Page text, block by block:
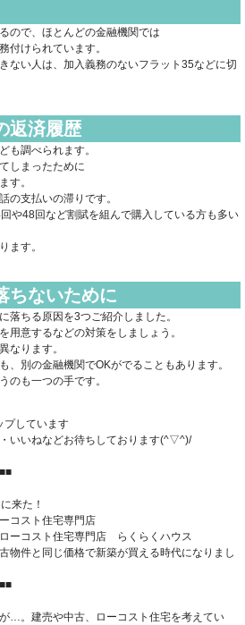
ので、ほとんどの金融機関では
付けられています。
ない人は、加入義務のないフラット35などに切
返済履歴
も調べられます。
しまったために
す。
の支払いの滞りです。
や48回など割賦を組んで購入している方も多い
ます。
ちないために
落ちる原因を3つご紹介しました。
用意するなどの対策をしましょう。
なります。
、別の金融機関でOKがでることもあります。
のも一つの手です。
しています
いいねなどお待ちしております(^▽^)/
来た！
コスト住宅専門店
ーコスト住宅専門店 らくらくハウス
物件と同じ価格で新築が買える時代になりまし
…。建売や中古、ローコスト住宅を考えてい